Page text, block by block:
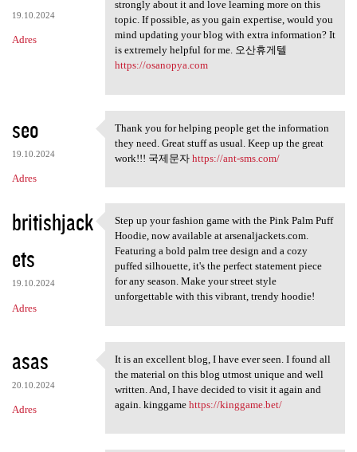
19.10.2024
Adres
strongly about it and love learning more on this
topic. If possible, as you gain expertise, would you
mind updating your blog with extra information? It
is extremely helpful for me. 오산휴게텔
https://osanopya.com
seo
19.10.2024
Adres
Thank you for helping people
Thank you for helping people get the information
they need. Great stuff as usual. Keep up the great
work!!! 국제문자 https://ant-sms.com/
britishjack
ets
19.10.2024
Adres
Step up your fashion game
Step up your fashion game with the Pink Palm Puff
Hoodie, now available at arsenaljackets.com.
Featuring a bold palm tree design and a cozy
puffed silhouette, it's the perfect statement piece
for any season. Make your street style
unforgettable with this vibrant, trendy hoodie!
asas
20.10.2024
Adres
It is an excellent blog, I
It is an excellent blog, I have ever seen. I found all
the material on this blog utmost unique and well
written. And, I have decided to visit it again and
again. kinggame https://kinggame.bet/